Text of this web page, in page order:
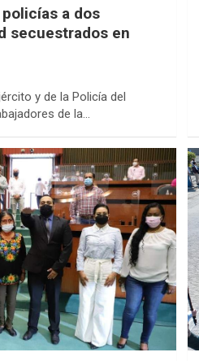
a dos
secuestrados en
y de la Policía del
de la…